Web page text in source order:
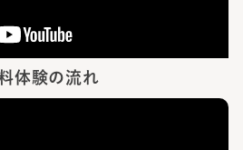
体験の流れ